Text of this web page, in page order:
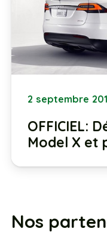
2 septembre
OFFICIEL:
Model X et
Nos